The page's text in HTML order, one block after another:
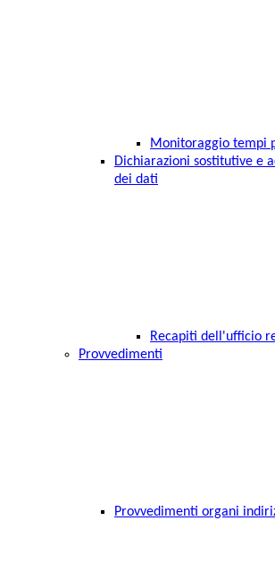
Monitoraggio tempi
Dichiarazioni sostitutive e
dei dati
Recapiti dell'ufficio
Provvedimenti
Provvedimenti organi